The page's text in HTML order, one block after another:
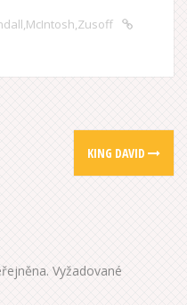
,McIntosh,Zusoff
KING DAVID
Vyžadované